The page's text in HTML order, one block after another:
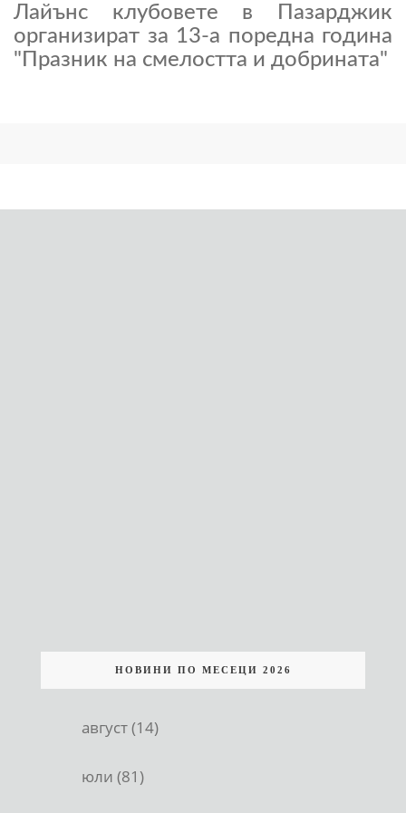
Лайънс клубовете в Пазарджик
организират за 13-а поредна година
"Празник на смелостта и добрината"
НОВИНИ ПО МЕСЕЦИ 2026
август (14)
юли (81)